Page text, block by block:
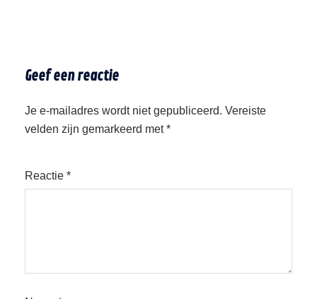
Geef een reactie
Je e-mailadres wordt niet gepubliceerd. Vereiste
velden zijn gemarkeerd met*
Reactie *